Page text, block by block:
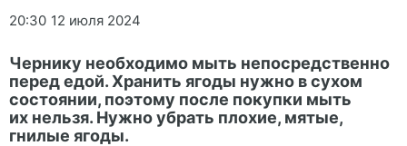
20:30 12 июля 2024
Чернику необходимо мыть непосредственно
перед едой. Хранить ягоды нужно в сухом
состоянии, поэтому после покупки мыть
их нельзя. Нужно убрать плохие, мятые,
гнилые ягоды.